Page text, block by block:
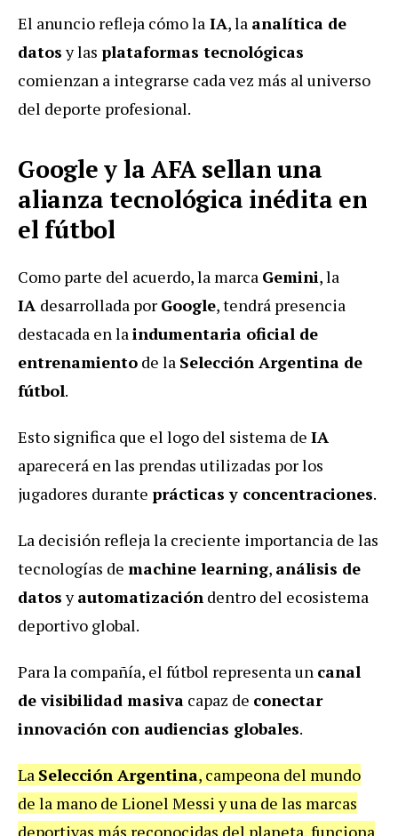
El anuncio refleja cómo la IA, la analítica de
datosy las plataformas tecnológicas
comienzan a integrarse cada vez más al universo
del deporte profesional.
Google y la AFA sellan una
alianza tecnológica inédita en
el fútbol
Como parte del acuerdo, la marca Gemini, la
IA desarrollada por Google, tendrá presencia
destacada en laindumentaria oficial de
entrenamiento de la Selección Argentina de
fútbol.
Esto significa que el logo del sistema de IA
aparecerá en las prendas utilizadas por los
jugadores durante prácticas y concentraciones.
La decisión refleja la creciente importancia de las
tecnologías de machine learning, análisis de
datosyautomatización dentro del ecosistema
deportivo global.
Para la compañía, el fútbol representa un canal
de visibilidad masiva capaz de conectar
innovación con audiencias globales.
La Selección Argentina, campeona del mundo
de la mano de Lionel Messi y una de las marcas
deportivas más reconocidas del planeta, funciona